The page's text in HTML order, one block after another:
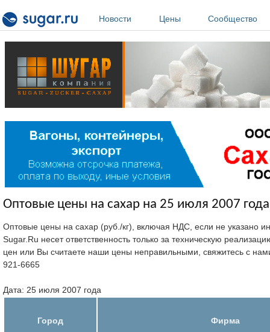
Новости
Цены Сообщество
Оптовые цены на сахар на 25 июля 2007
Оптовые цены на сахар (руб./кг), включая НДС, если не указано
Sugar.Ru несет ответственность только за техническую
цен или Вы считаете наши цены неправильными, свяжитесь с
921-6665
Дата: 25 июля 2007 года
Город Фирма